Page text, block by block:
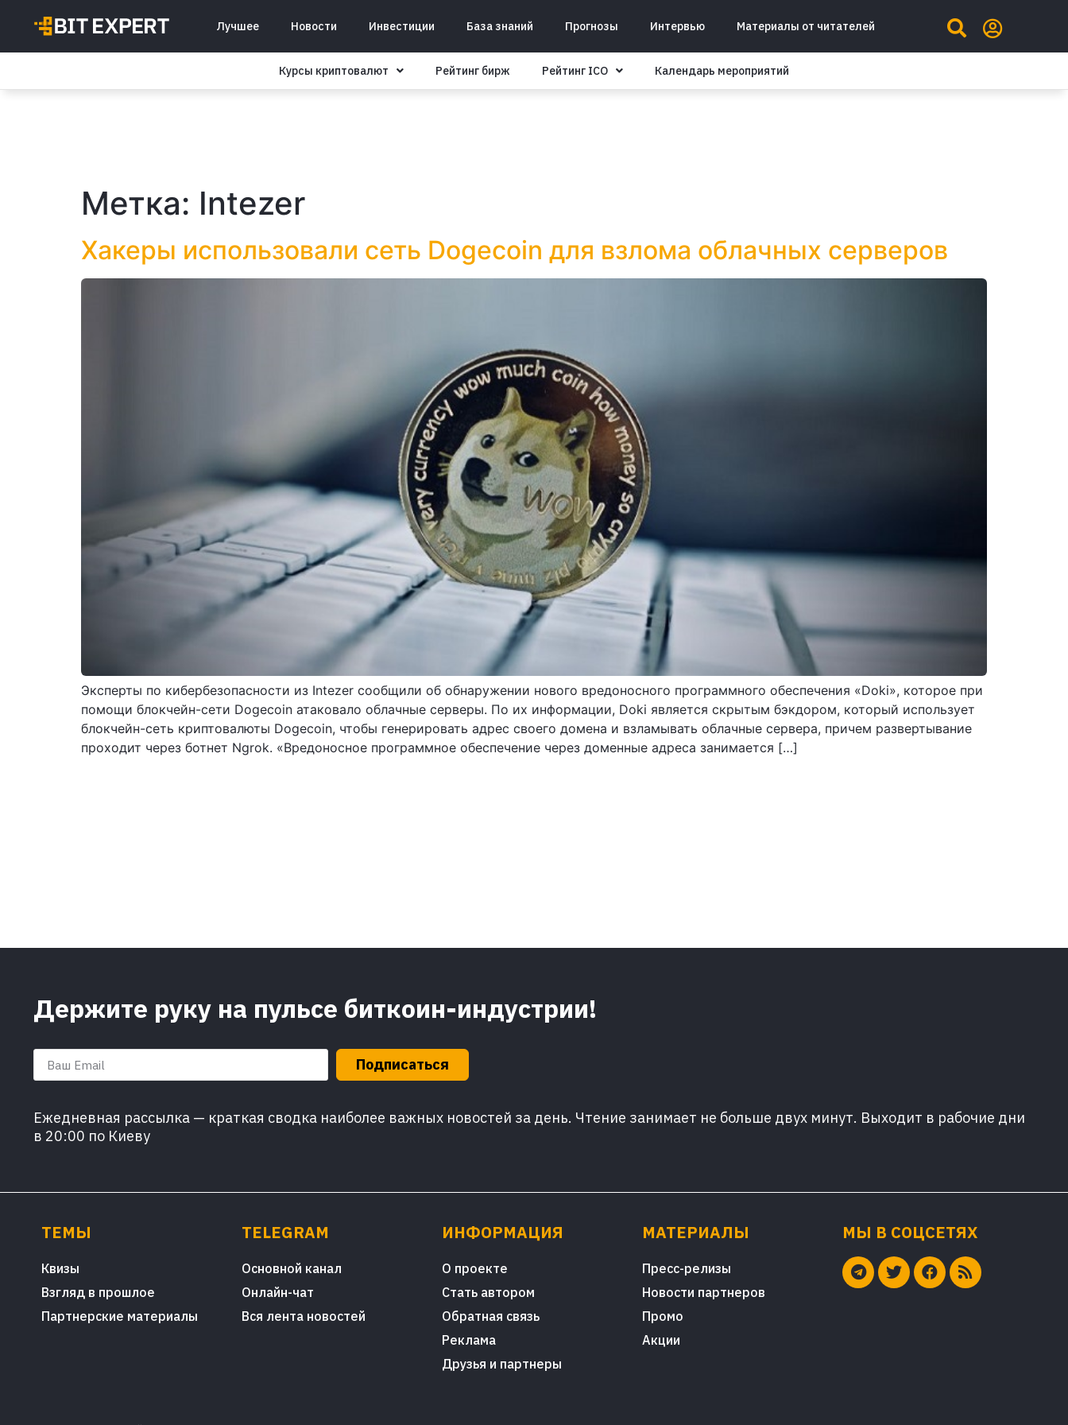
Лучшее Новости Инвестиции База знаний Прогнозы Интервью Материалы от читателей
Курсы криптовалют Рейтинг бирж Рейтинг ICO Календарь мероприятий
Метка: Intezer
Хакеры использовали сеть Dogecoin для взлома облачных серверов
Эксперты по кибербезопасности из Intezer сообщили об обнаружении нового вредоносного программного обеспечения «Doki», которое при
помощи блокчейн-сети Dogecoin атаковало облачные серверы. По их информации, Doki является скрытым бэкдором, который использует
блокчейн-сеть криптовалюты Dogecoin, чтобы генерировать адрес своего домена и взламывать облачные сервера, причем развертывание
проходит через ботнет Ngrok. «Вредоносное программное обеспечение через доменные адреса занимается […]
Держите руку на пульсе биткоин-индустрии!
Подписаться
Ежедневная рассылка — краткая сводка наиболее важных новостей за день. Чтение занимает не больше двух минут. Выходит в рабочие дни
в 20:00 по Киеву
ТЕМЫ
Квизы
Взгляд в прошлое
Партнерские материалы
TELEGRAM
Основной канал
Онлайн-чат
Вся лента новостей
ИНФОРМАЦИЯ
О проекте
Стать автором
Обратная связь
Реклама
Друзья и партнеры
МАТЕРИАЛЫ
Пресс-релизы
Новости партнеров
Промо
Акции
МЫ В СОЦСЕТЯХ